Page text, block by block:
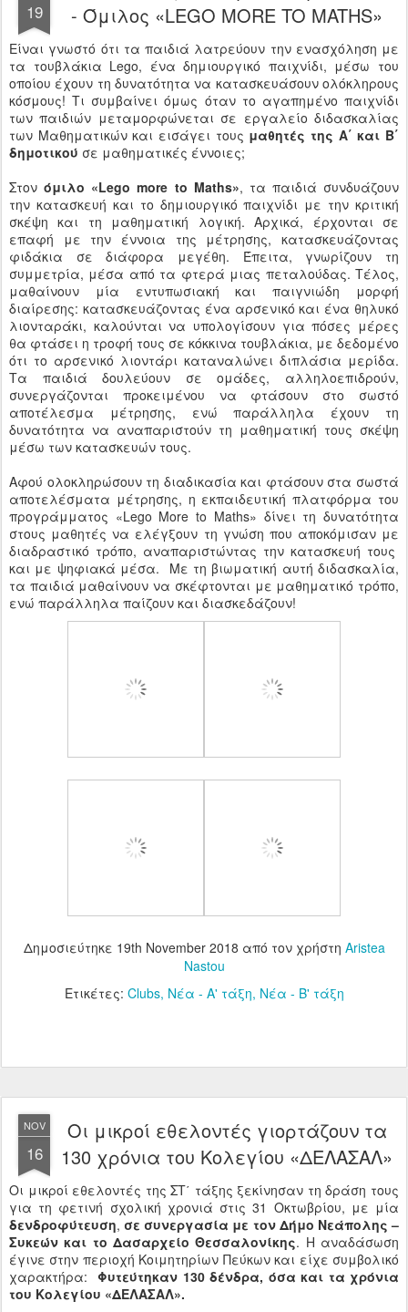
19
- Όμιλος «LEGO MORE TO MATHS»
Είναι γνωστό ότι τα παιδιά λατρεύουν την ενασχόληση με
τα τουβλάκια Lego, ένα δημιουργικό παιχνίδι, μέσω του
οποίου έχουν τη δυνατότητα να κατασκευάσουν ολόκληρους
κόσμους! Τι συμβαίνει όμως όταν το αγαπημένο παιχνίδι
των παιδιών μεταμορφώνεται σε εργαλείο διδασκαλίας
των Μαθηματικών και εισάγει τους μαθητές της Α΄ και Β΄
δημοτικού σε μαθηματικές έννοιες;
Στονόμιλο «Lego more to Maths», τα παιδιά συνδυάζουν
την κατασκευή και το δημιουργικό παιχνίδι με την κριτική
σκέψη και τη μαθηματική λογική. Αρχικά, έρχονται σε
επαφή με την έννοια της μέτρησης, κατασκευάζοντας
φιδάκια σε διάφορα μεγέθη. Έπειτα, γνωρίζουν τη
συμμετρία, μέσα από τα φτερά μιας πεταλούδας. Τέλος,
μαθαίνουν μία εντυπωσιακή και παιγνιώδη μορφή
διαίρεσης: κατασκευάζοντας ένα αρσενικό και ένα θηλυκό
λιονταράκι, καλούνται να υπολογίσουν για πόσες μέρες
θα φτάσει η τροφή τους σε κόκκινα τουβλάκια, με δεδομένο
ότι το αρσενικό λιοντάρι καταναλώνει διπλάσια μερίδα.
Τα παιδιά δουλεύουν σε ομάδες, αλληλοεπιδρούν,
συνεργάζονται προκειμένου να φτάσουν στο σωστό
αποτέλεσμα μέτρησης, ενώ παράλληλα έχουν τη
δυνατότητα να αναπαριστούν τη μαθηματική τους σκέψη
μέσω των κατασκευών τους.
Αφού ολοκληρώσουν τη διαδικασία και φτάσουν στα σωστά
αποτελέσματα μέτρησης, η εκπαιδευτική πλατφόρμα του
προγράμματος «Lego More to Maths» δίνει τη δυνατότητα
στους μαθητές να ελέγξουν τη γνώση που αποκόμισαν με
διαδραστικό τρόπο, αναπαριστώντας την κατασκευή τους
και με ψηφιακά μέσα. Με τη βιωματική αυτή διδασκαλία,
τα παιδιά μαθαίνουν να σκέφτονται με μαθηματικό τρόπο,
ενώ παράλληλα παίζουν και διασκεδάζουν!
Δημοσιεύτηκε 19th November 2018 από τον χρήστη Aristea
Nastou
Ετικέτες: Clubs Νέα - Α' τάξη Νέα - Β' τάξη
NOV
16
Οι μικροί εθελοντές γιορτάζουν τα
130 χρόνια του Κολεγίου «ΔΕΛΑΣΑΛ»
Οι μικροί εθελοντές της ΣΤ΄ τάξης ξεκίνησαν τη δράση τους
για τη φετινή σχολική χρονιά στις 31 Οκτωβρίου, με μία
δενδροφύτευση, σε συνεργασία με τον Δήμο Νεάπολης –
Συκεών και το Δασαρχείο Θεσσαλονίκης. Η αναδάσωση
έγινε στην περιοχή Κοιμητηρίων Πεύκων και είχε συμβολικό
χαρακτήρα: Φυτεύτηκαν 130 δένδρα, όσα και τα χρόνια
του Κολεγίου «ΔΕΛΑΣΑΛ».